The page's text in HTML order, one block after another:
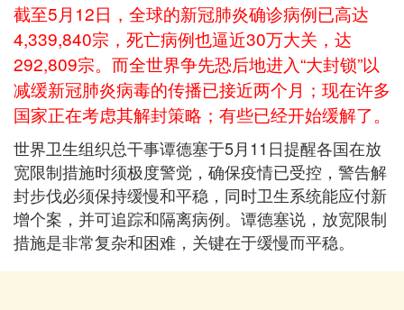
截至5月12日，全球的新冠肺炎确诊病例已高达
4,339,840宗，死亡病例也逼近30万大关，达
292,809宗。而全世界争先恐后地进入“大封锁”以
减缓新冠肺炎病毒的传播已接近两个月；现在许多
国家正在考虑其解封策略；有些已经开始缓解了。
世界卫生组织总干事谭德塞于5月11日提醒各国在放
宽限制措施时须极度警觉，确保疫情已受控，警告解
封步伐必须保持缓慢和平稳，同时卫生系统能应付新
增个案，并可追踪和隔离病例。谭德塞说，放宽限制
措施是非常复杂和困难，关键在于缓慢而平稳。